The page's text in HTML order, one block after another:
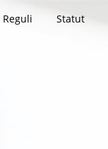
Reguli Statut